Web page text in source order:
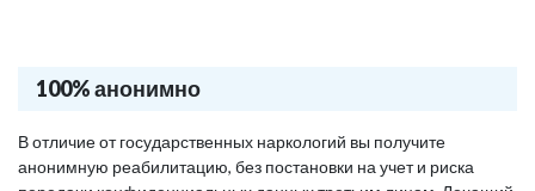
100% анонимно
В отличие от государственных наркологий вы получите
анонимную реабилитацию, без постановки на учет и риска